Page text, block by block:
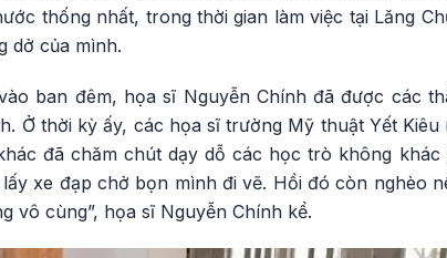
thống nhất, trong thời gian làm việc tại Lăng
dở của mình.
ban đêm, họa sĩ Nguyễn Chính đã được các
Ở thời kỳ ấy, các họa sĩ trường Mỹ thuật Yết
đã chăm chút dạy dỗ các học trò không khác
xe đạp chở bọn mình đi vẽ. Hồi đó còn nghèo
vô cùng”, họa sĩ Nguyễn Chính kể.